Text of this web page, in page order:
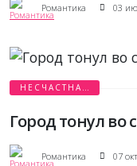
Романтика 03
НЕСЧАСТНАЯ
ЛЮБОВЬ
Город тонул во
Романтика 07